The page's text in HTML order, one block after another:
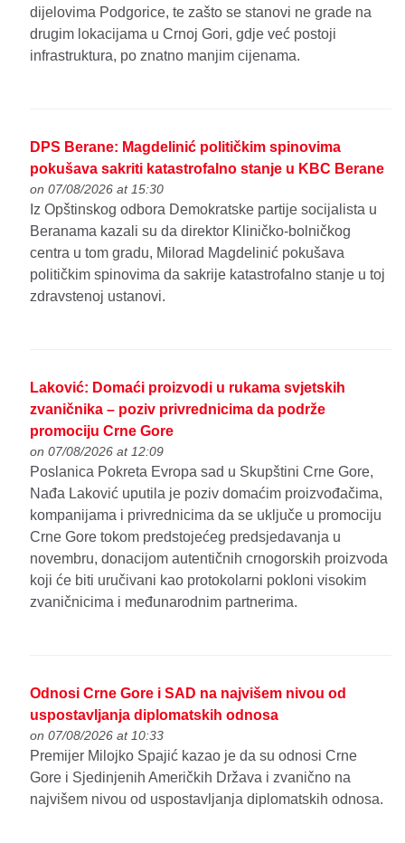
dijelovima Podgorice, te zašto se stanovi ne grade na
drugim lokacijama u Crnoj Gori, gdje već postoji
infrastruktura, po znatno manjim cijenama.
DPS Berane: Magdelinić političkim spinovima
pokušava sakriti katastrofalno stanje u KBC Berane
on 07/08/2026 at 15:30
Iz Opštinskog odbora Demokratske partije socijalista u
Beranama kazali su da direktor Kliničko-bolničkog
centra u tom gradu, Milorad Magdelinić pokušava
političkim spinovima da sakrije katastrofalno stanje u toj
zdravstenoj ustanovi.
Laković: Domaći proizvodi u rukama svjetskih
zvaničnika – poziv privrednicima da podrže
promociju Crne Gore
on 07/08/2026 at 12:09
Poslanica Pokreta Evropa sad u Skupštini Crne Gore,
Nađa Laković uputila je poziv domaćim proizvođačima,
kompanijama i privrednicima da se uključe u promociju
Crne Gore tokom predstojećeg predsjedavanja u
novembru, donacijom autentičnih crnogorskih proizvoda
koji će biti uručivani kao protokolarni pokloni visokim
zvaničnicima i međunarodnim partnerima.
Odnosi Crne Gore i SAD na najvišem nivou od
uspostavljanja diplomatskih odnosa
on 07/08/2026 at 10:33
Premijer Milojko Spajić kazao je da su odnosi Crne
Gore i Sjedinjenih Američkih Država i zvanično na
najvišem nivou od uspostavljanja diplomatskih odnosa.